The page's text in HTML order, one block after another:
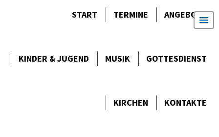
START TERMINE ANGEBOTE
KINDER & JUGEND MUSIK GOTTES­DIENST
KIRCHEN KONTAKTE